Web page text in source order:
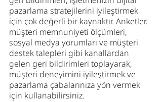
pazarlama stratejilerini iyileştirmek
için çok değerli bir kaynaktır. Anketler,
müşteri memnuniyeti ölçümleri,
sosyal medya yorumları ve müşteri
destek talepleri gibi kanallardan
gelen geri bildirimleri toplayarak,
müşteri deneyimini iyileştirmek ve
pazarlama çabalarınıza yön vermek
için kullanabilirsiniz.